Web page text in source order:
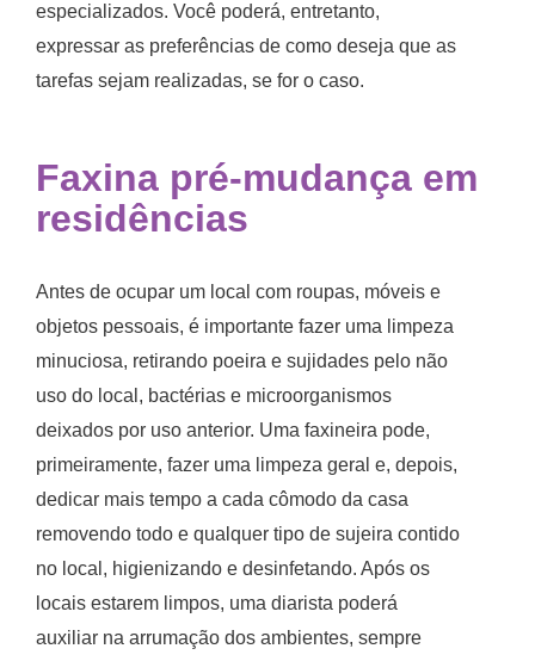
especializados. Você poderá, entretanto,
expressar as preferências de como deseja que as
tarefas sejam realizadas, se for o caso.
Faxina pré-mudança em
residências
Antes de ocupar um local com roupas, móveis e
objetos pessoais, é importante fazer uma limpeza
minuciosa, retirando poeira e sujidades pelo não
uso do local, bactérias e microorganismos
deixados por uso anterior. Uma faxineira pode,
primeiramente, fazer uma limpeza geral e, depois,
dedicar mais tempo a cada cômodo da casa
removendo todo e qualquer tipo de sujeira contido
no local, higienizando e desinfetando. Após os
locais estarem limpos, uma diarista poderá
auxiliar na arrumação dos ambientes, sempre